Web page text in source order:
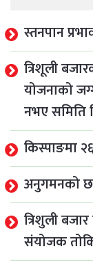
स्तनपान
त्रिशूली
योजनाको
नभए समिति
किस्पाङमा
अनुगमनको
त्रिशुली
संयोजक